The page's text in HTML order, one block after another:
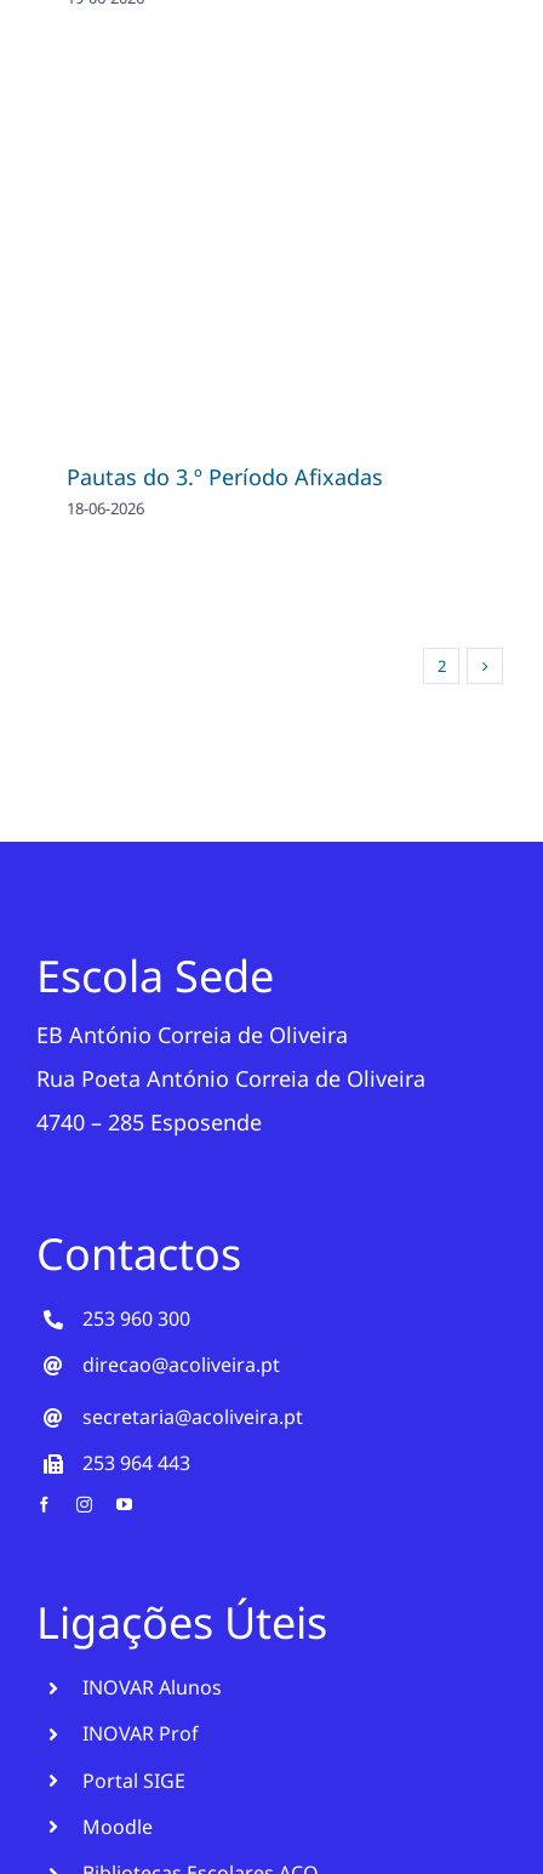
Pautas do 3.º Período Afixadas
18-06-2026
2
Escola Sede
EB António Correia de Oliveira
Rua Poeta António Correia de Oliveira
4740 – 285 Esposende
Contactos
253 960 300
direcao@acoliveira.pt
secretaria@acoliveira.pt
253 964 443
Ligações Úteis
INOVAR Alunos
INOVAR Prof
Portal SIGE
Moodle